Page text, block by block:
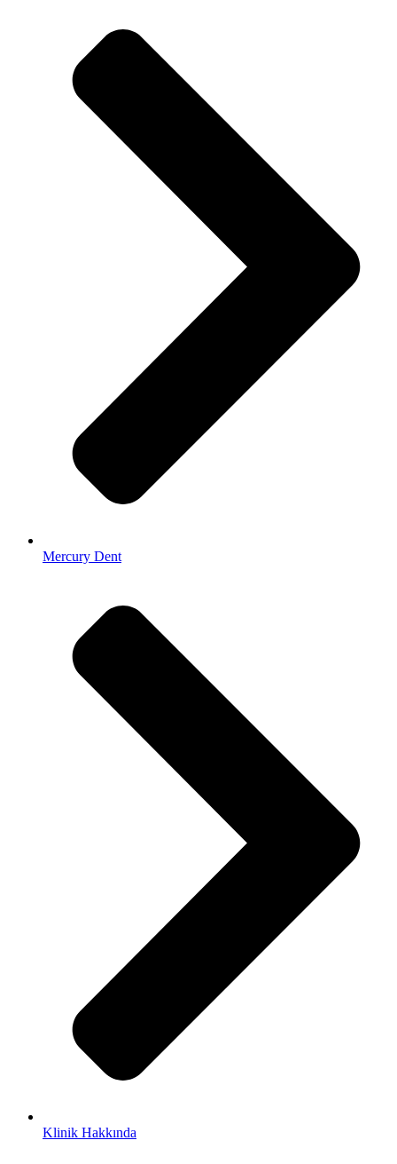
Mercury Dent
Klinik Hakkında